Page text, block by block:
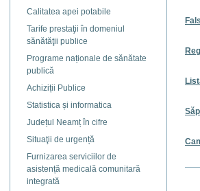
Calitatea apei potabile
Tarife prestaţii în domeniul
sănătăţii publice
Programe naționale de sănătate
publică
Achiziții Publice
Statistica și informatica
Județul Neamț în cifre
Situaţii de urgență
Furnizarea serviciilor de
asistență medicală comunitară
integrată